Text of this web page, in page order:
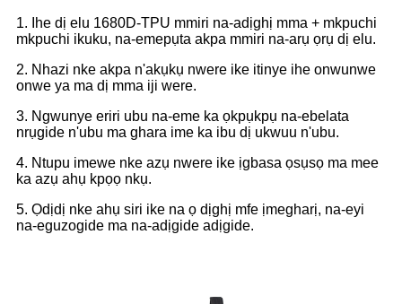
1. Ihe dị elu 1680D-TPU mmiri na-adịghị mma + mkpuchi
mkpuchi ikuku, na-emepụta akpa mmiri na-arụ ọrụ dị elu.
2. Nhazi nke akpa n'akụkụ nwere ike itinye ihe onwunwe
onwe ya ma dị mma iji were.
3. Ngwunye eriri ubu na-eme ka ọkpụkpụ na-ebelata
nrụgide n'ubu ma ghara ime ka ibu dị ukwuu n'ubu.
4. Ntupu imewe nke azụ nwere ike ịgbasa ọsụsọ ma mee
ka azụ ahụ kpọọ nkụ.
5. Ọdịdị nke ahụ siri ike na ọ dịghị mfe ịmegharị, na-eyi
na-eguzogide ma na-adịgide adịgide.